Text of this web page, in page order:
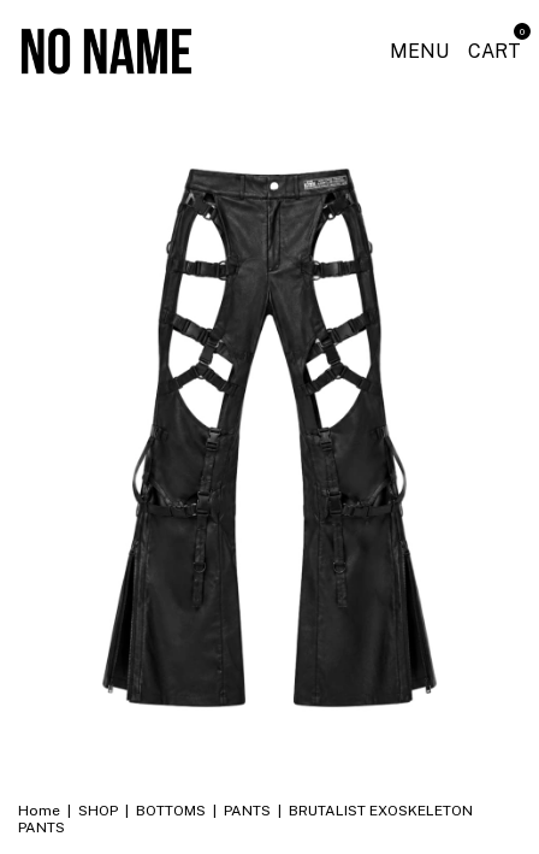
MENU CART
0
Home SHOP BOTTOMS PANTS
BRUTALIST EXOSKELETON
PANTS